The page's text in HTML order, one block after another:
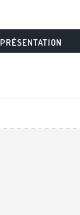
PRÉSENTATION